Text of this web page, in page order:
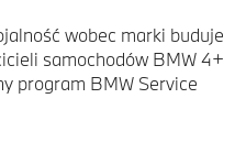
wobec marki buduje
samochodów BMW 4+
program BMW Service